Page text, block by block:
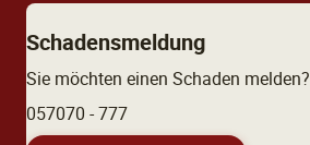
Schadensmeldung
Sie möchten einen Schaden melden?
057070 - 777